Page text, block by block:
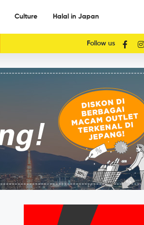
Culture Halal in Japan
Follow us